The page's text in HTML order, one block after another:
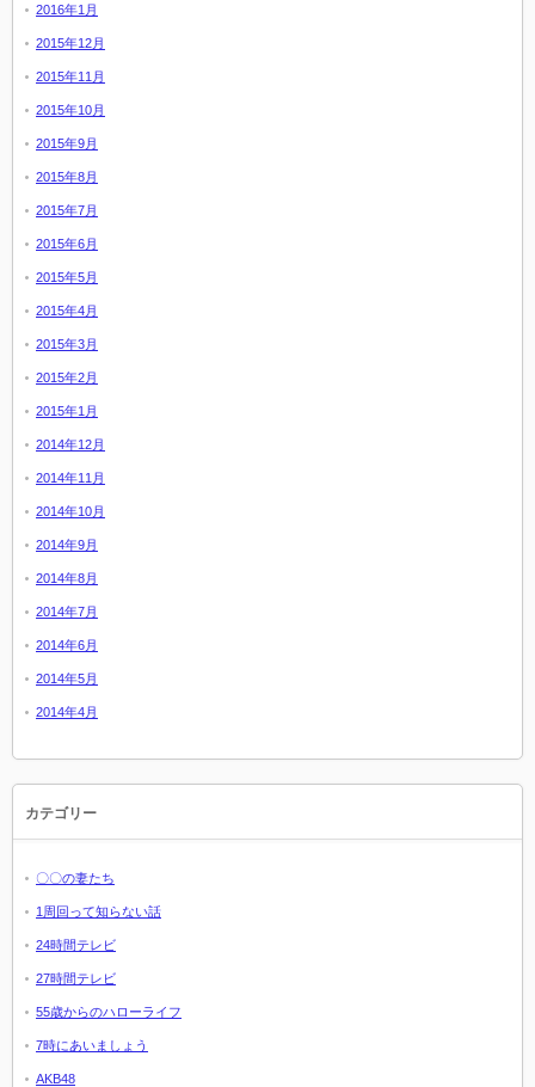
2016年1月
2015年12月
2015年11月
2015年10月
2015年9月
2015年8月
2015年7月
2015年6月
2015年5月
2015年4月
2015年3月
2015年2月
2015年1月
2014年12月
2014年11月
2014年10月
2014年9月
2014年8月
2014年7月
2014年6月
2014年5月
2014年4月
カテゴリー
〇〇の妻たち
1周回って知らない話
24時間テレビ
27時間テレビ
55歳からのハローライフ
7時にあいましょう
AKB48